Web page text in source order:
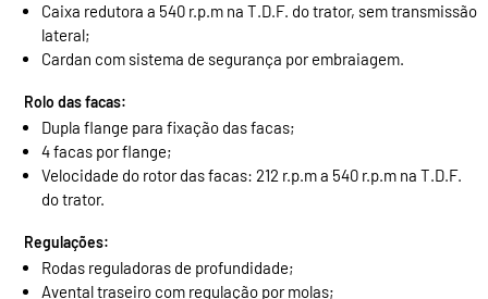
Caixa redutora a 540 r.p.m na T.D.F. do trator, sem transmissão
lateral;
Cardan com sistema de segurança por embraiagem.
Rolo das facas:
Dupla flange para fixação das facas;
4 facas por flange;
Velocidade do rotor das facas: 212 r.p.m a 540 r.p.m na T.D.F.
do trator.
Regulações:
Rodas reguladoras de profundidade;
Avental traseiro com regulação por molas;